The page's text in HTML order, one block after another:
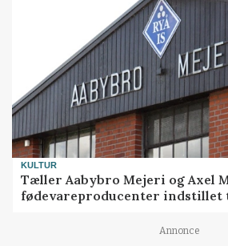
KULTUR
Tæller Aabybro Mejeri og Axel
fødevareproducenter indstillet
Annonce